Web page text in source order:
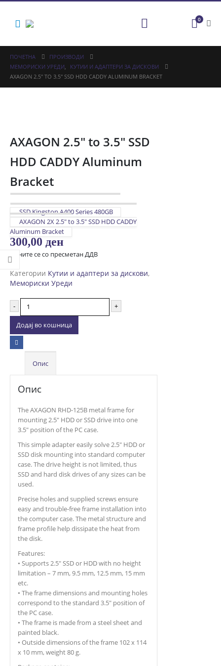
0
ПОЧЕТНА
ПРОИЗВОДИ
МЕМОРИСКИ УРЕДИ,
КУТИИ И АДАПТЕРИ ЗА ДИСКОВИ
AXAGON 2.5″ TO 3.5″ SSD HDD CADDY ALUMINUM BRACKET
AXAGON 2.5″ to 3.5″ SSD
HDD CADDY Aluminum
Bracket
SSD Kingston A400 Series 480GB
AXAGON 2X 2.5″ to 3.5″ SSD HDD CADDY
Aluminum Bracket
300,00 ден
Цените се со пресметан ДДВ
Категории Кутии и адаптери за дискови,
Мемориски Уреди
- +
Додај во кошница
Опис
Опис
The AXAGON RHD-125B metal frame for
mounting 2.5″ HDD or SSD drive into one
3.5″ position of the PC case.
This simple adapter easily solve 2.5″ HDD or
SSD disk mounting into standard computer
case. The drive height is not limited, thus
SSD and hard disk drives of any sizes can be
used.
Precise holes and supplied screws ensure
easy and trouble-free frame installation into
the computer case. The metal structure and
frame profile help dissipate the heat from
the disk.
Features:
• Supports 2.5″ SSD or HDD with no height
limitation – 7 mm, 9.5 mm, 12.5 mm, 15 mm
etc.
• The frame dimensions and mounting holes
correspond to the standard 3.5″ position of
the PC case.
• The frame is made from a steel sheet and
painted black.
• Outside dimensions of the frame 102 x 114
x 10 mm, weight 80 g.